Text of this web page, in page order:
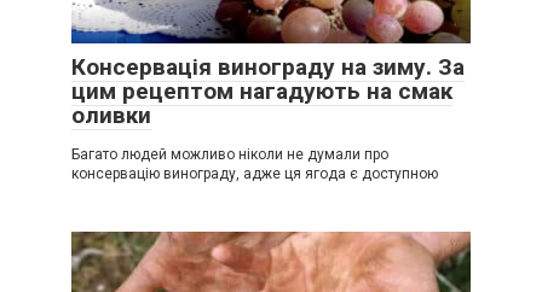
Консервація винограду на зиму. За
цим рецептом нагадують на смак
оливки
Багато людей можливо ніколи не думали про
консервацію винограду, адже ця ягода є доступною